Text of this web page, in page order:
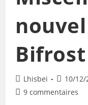
Lhisbei 10/12/
9 commentaires